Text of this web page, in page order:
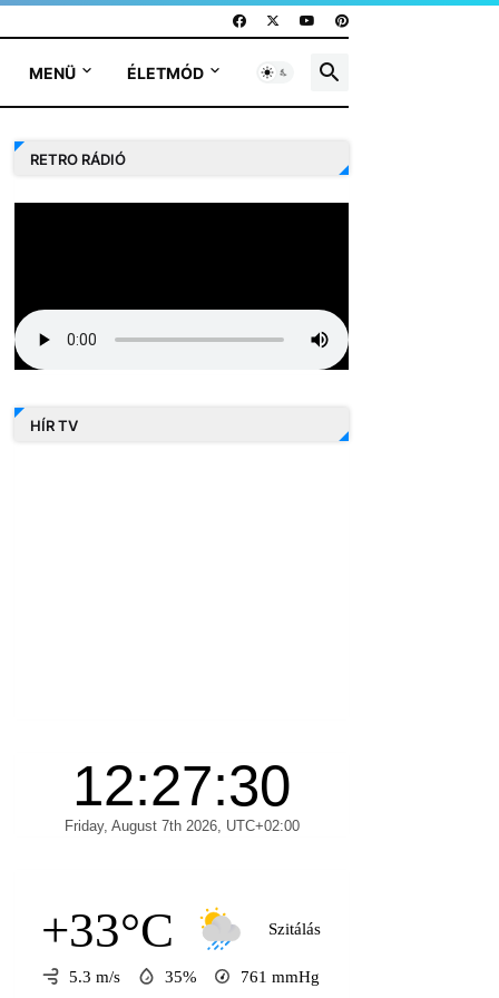
MENÜ ÉLETMÓD
RETRO RÁDIÓ
HÍR TV
+33°C Szitálás
5.3 m/s 35% 761 mmHg